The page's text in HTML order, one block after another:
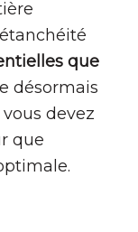
que
désormais
devez
que